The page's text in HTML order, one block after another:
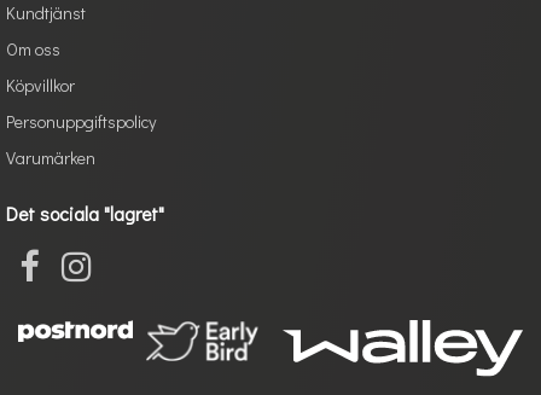
Kundtjänst
Om oss
Köpvillkor
Personuppgiftspolicy
Varumärken
Det sociala "lagret"